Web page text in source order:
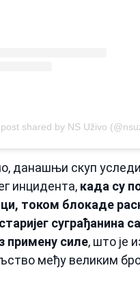
post shared by NS Uživo
данашњи скуп
инцидента, када су
током блокаде
суграђанина
примену силе, што је
међу великим